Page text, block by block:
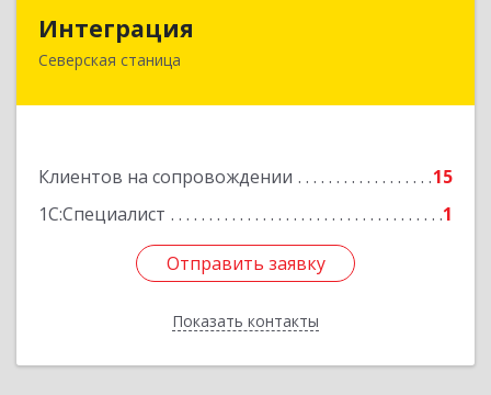
Интеграция
Северская станица
Клиентов на сопровождении
15
1С:Специалист
1
Отправить заявку
Показать контакты
353240, Краснодарский край, Северская ст-ца,
Отправить заявку
Назад